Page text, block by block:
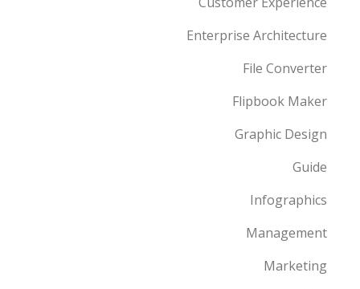
Enterprise Architecture
File Converter
Flipbook Maker
Graphic Design
Guide
Infographics
Management
Marketing